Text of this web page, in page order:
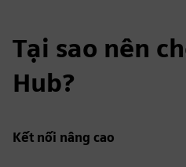
Tại sao nên
Hub?
Kết nối nâng cao